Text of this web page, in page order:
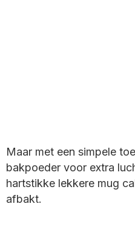
Maar met een simpele
bakpoeder voor extra
hartstikke lekkere mug
afbakt.